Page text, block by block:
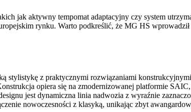
jak aktywny tempomat adaptacyjny czy system
rynku. Warto podkreślić, że MG HS
stylistykę z praktycznymi rozwiązaniami
opiera się na zmodernizowanej platformie
jest dynamiczna linia nadwozia z wyraźnie
nowoczesności z klasyką, unikając zbyt